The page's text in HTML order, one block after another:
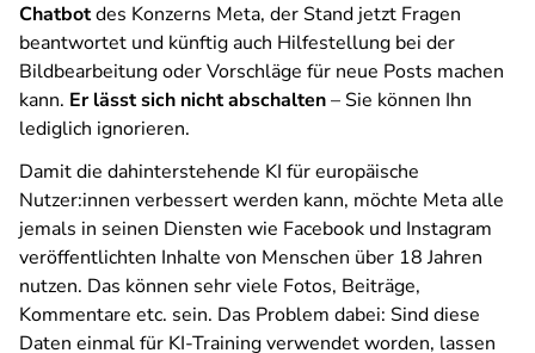
Chatbotdes Konzerns Meta, der Stand jetzt Fragen
beantwortet und künftig auch Hilfestellung bei der
Bildbearbeitung oder Vorschläge für neue Posts machen
kann. Er lässt sich nicht abschalten– Sie können Ihn
lediglich ignorieren.
Damit die dahinterstehende KI für europäische
Nutzer:innen verbessert werden kann, möchte Meta alle
jemals in seinen Diensten wie Facebook und Instagram
veröffentlichten Inhalte von Menschen über 18 Jahren
nutzen. Das können sehr viele Fotos, Beiträge,
Kommentare etc. sein. Das Problem dabei: Sind diese
Daten einmal für KI-Training verwendet worden, lassen